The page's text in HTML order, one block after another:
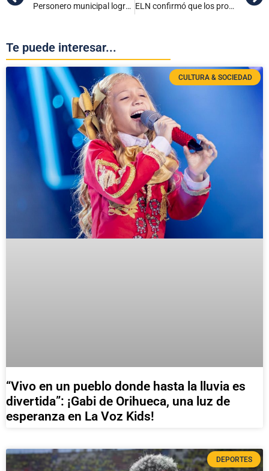
Personero municipal logra reconexión de gas en la Institución Virginia Gómez de Ciénaga ELN confirmó que los procesos de paz están congelados
Te puede interesar...
CULTURA & SOCIEDAD
“Vivo en un pueblo donde hasta la lluvia es
divertida”: ¡Gabi de Orihueca, una luz de
esperanza en La Voz Kids!
DEPORTES